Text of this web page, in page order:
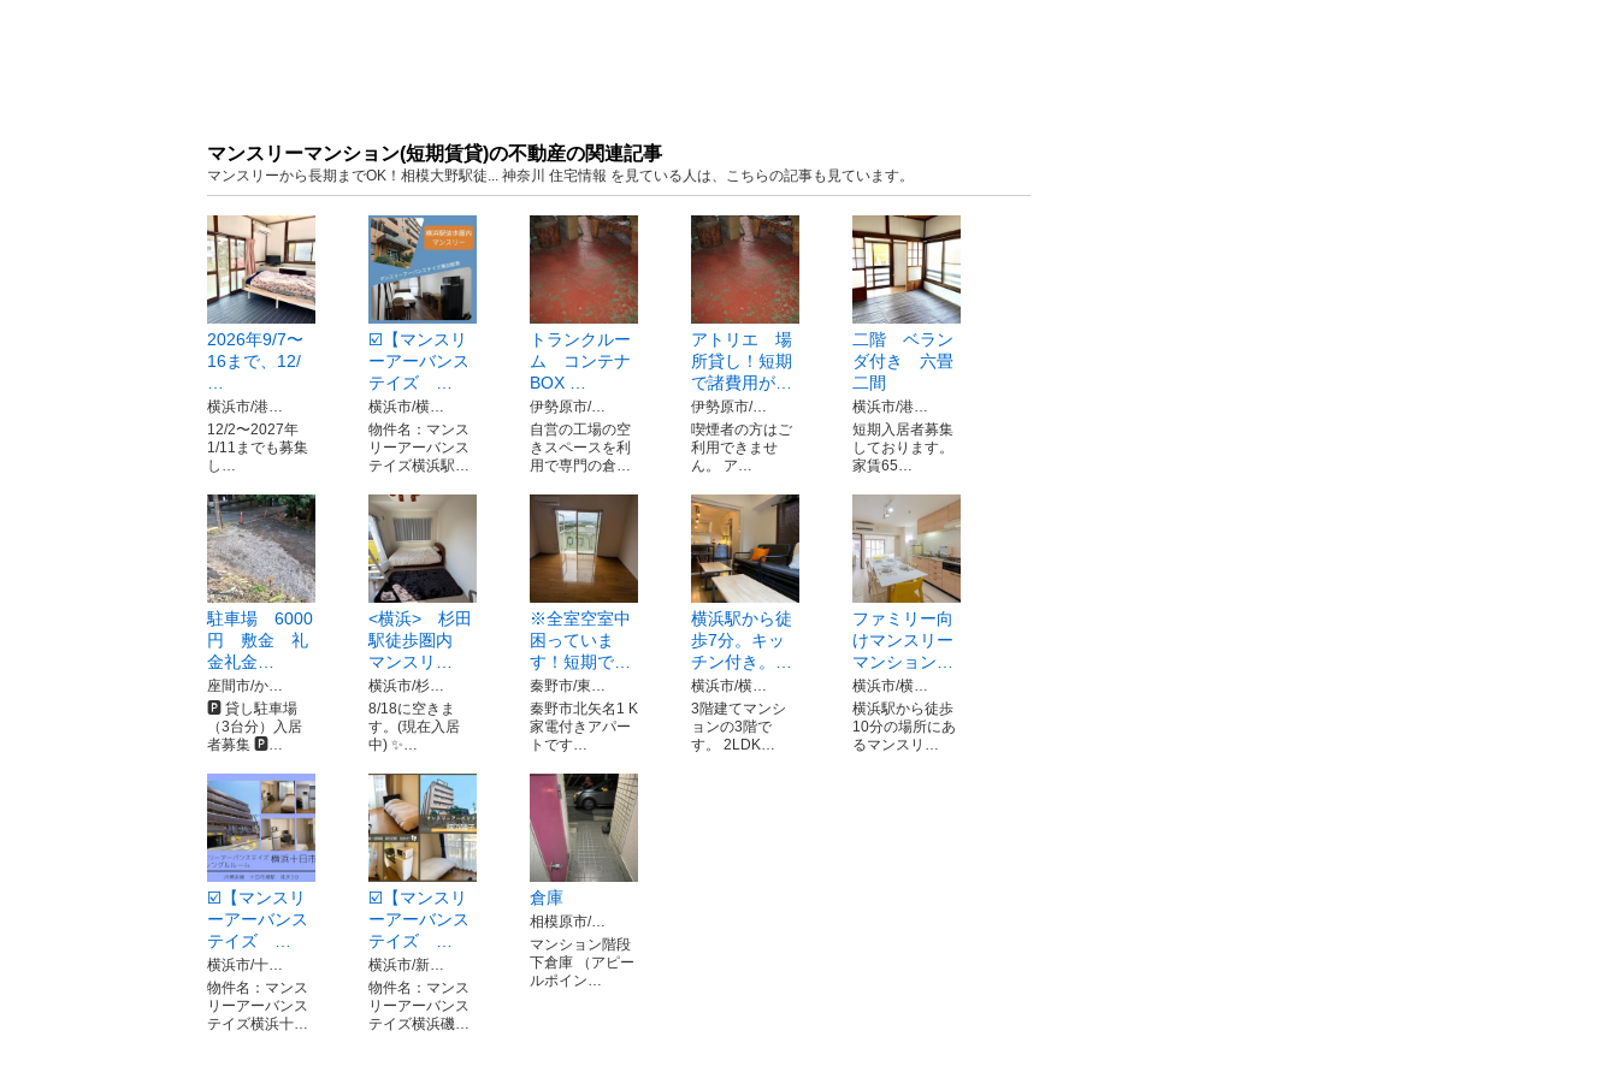
マンスリーマンション(短期賃貸)の不動産の関連記事
マンスリーから長期までOK！相模大野駅徒... 神奈川 住宅情報 を見ている人は、こちらの記事も見ています。
2026年9/7〜
16まで、12/
横浜市/港…
12/2〜2027年
1/11までも募集
し…
☑️【マンスリ
ーアーバンス
テイズ …
横浜市/横…
物件名：マンス
リーアーバンス
テイズ横浜駅…
トランクルー
ム コンテナ
BOX …
伊勢原市/…
自営の工場の空
きスペースを利
用で専門の倉…
アトリエ 場
所貸し！短期
で諸費用が…
伊勢原市/…
喫煙者の方はご
利用できませ
ん。 ア…
二階 ベラン
ダ付き 六畳
二間
横浜市/港…
短期入居者募集
しております。
家賃65…
駐車場 6000
円 敷金 礼
金礼金…
座間市/か…
🅿️ 貸し駐車場
（3台分）入居
者募集 🅿…
<横浜> 杉田
駅徒歩圏内
マンスリ…
横浜市/杉…
8/18に空きま
す。(現在入居
中) ✨…
※全室空室中
困っていま
す！短期で…
秦野市/東…
秦野市北矢名1 K
家電付きアパー
トです…
横浜駅から徒
歩7分。キッ
チン付き。…
横浜市/横…
3階建てマンシ
ョンの3階で
す。 2LDK…
ファミリー向
けマンスリー
マンション…
横浜市/横…
横浜駅から徒歩
10分の場所にあ
るマンスリ…
☑️【マンスリ
ーアーバンス
テイズ …
横浜市/十…
物件名：マンス
リーアーバンス
テイズ横浜十…
☑️【マンスリ
ーアーバンス
テイズ …
横浜市/新…
物件名：マンス
リーアーバンス
テイズ横浜磯…
倉庫
相模原市/…
マンション階段
下倉庫 （アピー
ルポイン…